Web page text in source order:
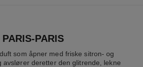
PARIS-PARIS
som åpner med friske sitron- og
avslører deretter den glitrende, lekne